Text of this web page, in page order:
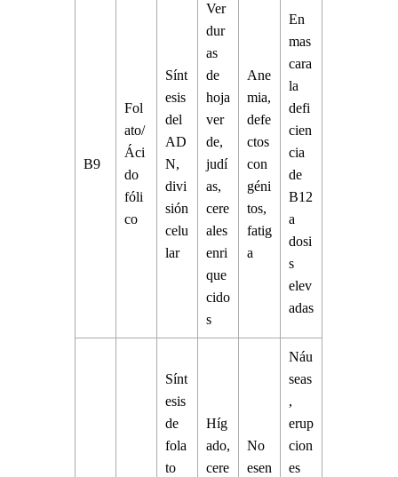
B9
Fol
ato/
Áci
do
fóli
co
Sínt
esis
del
AD
N,
divi
sión
celu
lar
Ver
dur
as
de
hoja
ver
de,
judí
as,
cere
ales
enri
que
cido
s
Ane
mia,
defe
ctos
con
géni
tos,
fatig
a
En
mas
cara
la
defi
cien
cia
de
B12
a
dosi
s
elev
adas
Sínt
esis
de
fola
to
Híg
ado,
cere
No
esen
Náu
seas
,
erup
cion
es